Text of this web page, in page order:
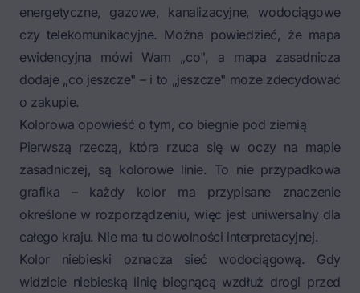
energetyczne, gazowe, kanalizacyjne, wodociągowe
czy telekomunikacyjne. Można powiedzieć, że mapa
ewidencyjna mówi Wam „co", a mapa zasadnicza
dodaje „co jeszcze" – i to „jeszcze" może zdecydować
o zakupie.
Kolorowa opowieść o tym, co biegnie pod ziemią
Pierwszą rzeczą, która rzuca się w oczy na mapie
zasadniczej, są kolorowe linie. To nie przypadkowa
grafika – każdy kolor ma przypisane znaczenie
określone w rozporządzeniu, więc jest uniwersalny dla
całego kraju. Nie ma tu dowolności interpretacyjnej.
Kolor niebieski oznacza sieć wodociągową. Gdy
widzicie niebieską linię biegnącą wzdłuż drogi przed